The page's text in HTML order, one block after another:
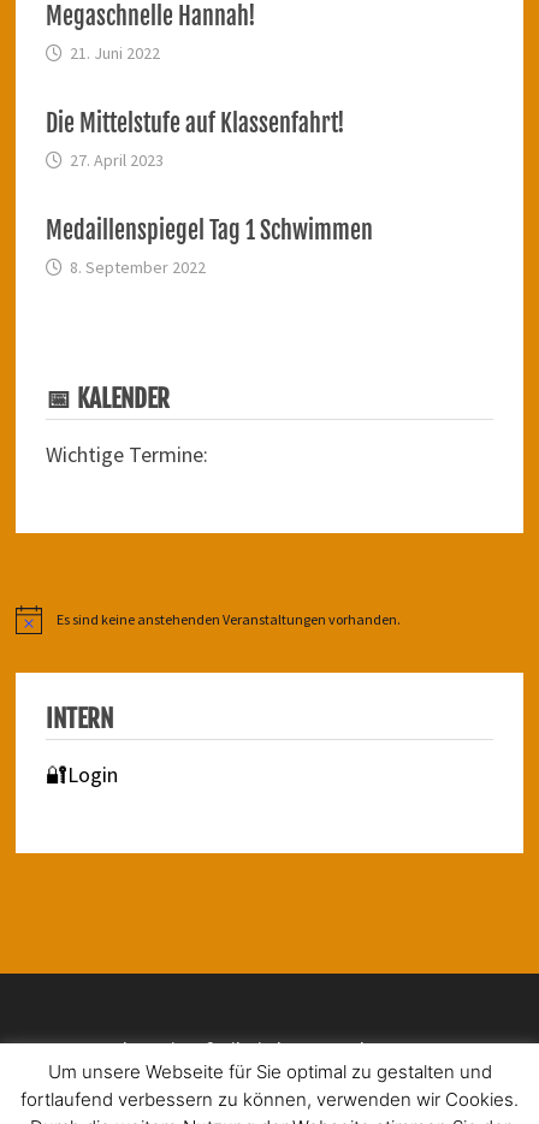
Megaschnelle Hannah!
21. Juni 2022
Die Mittelstufe auf Klassenfahrt!
27. April 2023
Medaillenspiegel Tag 1 Schwimmen
8. September 2022
📅 KALENDER
Wichtige Termine:
HinweisEs sind keine anstehenden Veranstaltungen vorhanden.
INTERN
🔐Login
Impressum | Barrierefreiheit | Datenschutz
Um unsere Webseite für Sie optimal zu gestalten und
fortlaufend verbessern zu können, verwenden wir Cookies.